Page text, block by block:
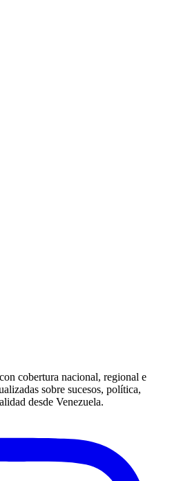
cobertura nacional, regional e
sobre sucesos, política,
desde Venezuela.